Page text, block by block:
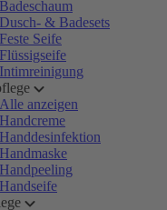
Badeschaum
Dusch- & Badesets
Feste Seife
Flüssigseife
Intimreinigung
Alle anzeigen
Handcreme
Handdesinfektion
Handmaske
Handpeeling
Handseife